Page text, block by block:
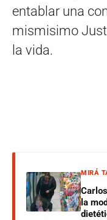
entablar una
mismisimo
la vida.
MIRÁ
la